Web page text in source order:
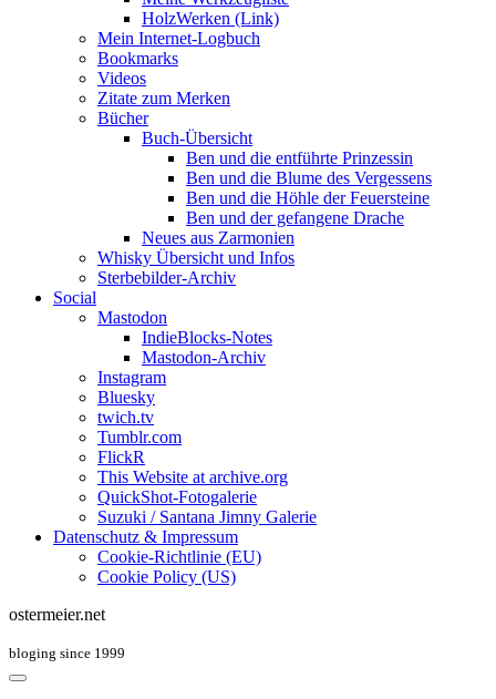
HolzWerken (Link)
Mein Internet-Logbuch
Bookmarks
Videos
Zitate zum Merken
Bücher
Buch-Übersicht
Ben und die entführte Prinzessin
Ben und die Blume des Vergessens
Ben und die Höhle der Feuersteine
Ben und der gefangene Drache
Neues aus Zarmonien
Whisky Übersicht und Infos
Sterbebilder-Archiv
Social
Mastodon
IndieBlocks-Notes
Mastodon-Archiv
Instagram
Bluesky
twich.tv
Tumblr.com
FlickR
This Website at archive.org
QuickShot-Fotogalerie
Suzuki / Santana Jimny Galerie
Datenschutz & Impressum
Cookie-Richtlinie (EU)
Cookie Policy (US)
ostermeier.net
bloging since 1999